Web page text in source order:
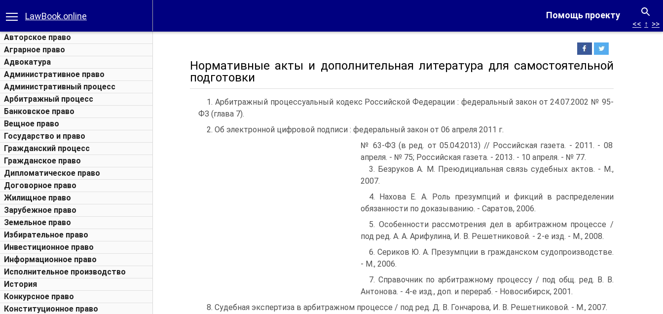
Помощь проекту
LawBook.online
Авторское право
Аграрное право
Адвокатура
Административное право
Административный процесс
Арбитражный процесс
Банковское право
Вещное право
Государство и право
Гражданский процесс
Гражданское право
Дипломатическое право
Договорное право
Жилищное право
Зарубежное право
Земельное право
Избирательное право
Инвестиционное право
Информационное право
Исполнительное производство
История
Конкурсное право
Конституционное право
<< ↑ >>
Нормативные акты и дополнительная литература для самостоятельной
подготовки
1. Арбитражный процессуальный кодекс Российской Федерации : федеральный закон от 24.07.2002 № 95-
ФЗ (глава 7).
2. Об электронной цифровой подписи : федеральный закон от 06 апреля 2011 г.
№ 63-ФЗ (в ред. от 05.04.2013) // Российская газета. - 2011. - 08
апреля. - № 75; Российская газета. - 2013. - 10 апреля. - № 77.
3. Безруков А. М. Преюдициальная связь судебных актов. - М.,
2007.
4. Нахова Е. А. Роль презумпций и фикций в распределении
обязанности по доказыванию. - Саратов, 2006.
5. Особенности рассмотрения дел в арбитражном процессе /
под ред. А. А. Арифулина, И. В. Решетниковой. - 2-е изд. - М., 2008.
6. Сериков Ю. А. Презумпции в гражданском судопроизводстве.
- М., 2006.
7. Справочник по арбитражному процессу / под общ. ред. В. В.
Антонова. - 4-е изд., доп. и перераб. - Новосибирск, 2001.
8. Судебная экспертиза в арбитражном процессе / под ред. Д. В. Гончарова, И. В. Решетниковой. - М., 2007.